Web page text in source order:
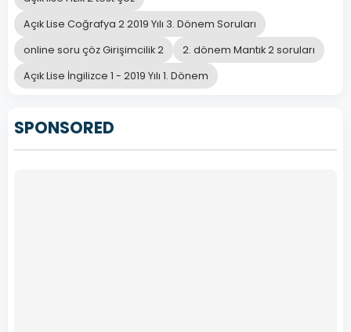
Açık Lise Coğrafya 2 2019 Yılı 3. Dönem Soruları
online soru çöz Girişimcilik 2
2. dönem Mantık 2 soruları
Açık Lise İngilizce 1 - 2019 Yılı 1. Dönem
SPONSORED